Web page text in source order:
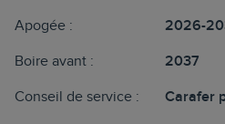
Apogée : 2026-
Boire avant : 2037
Conseil de service : Carafer